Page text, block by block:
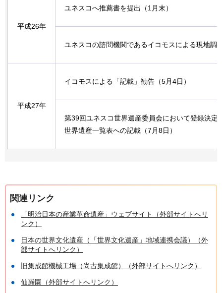
平成26年
ユネスコへ推薦書を提出（1月末）
ユネスコの諮問機関であるイコモスによる現地調
平成27年
イコモスによる「記載」勧告（5月4日）
第39回ユネスコ世界遺産委員会において登録決定
世界遺産一覧表への記載（7月8日）
関連リンク
「明治日本の産業革命遺産」ウェブサイト（外部サイトへリ
ンク）
日本の世界文化遺産（「世界文化遺産」地域連携会議）（外
部サイトへリンク）
旧集成館機械工場（尚古集成館）（外部サイトへリンク）
仙巌園（外部サイトへリンク）